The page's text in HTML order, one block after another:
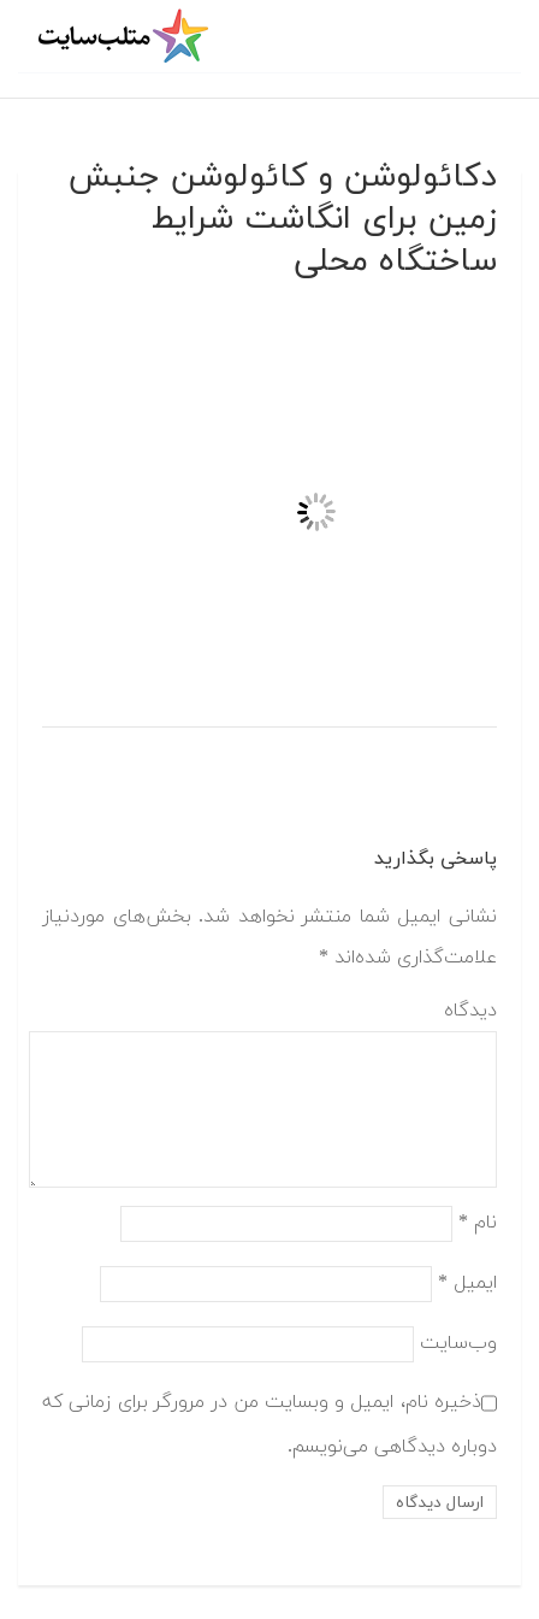
دکائولوشن و کائولوشن جنبش
زمین برای انگاشت شرایط
ساختگاه محلی
پاسخی بگذارید
نشانی ایمیل شما منتشر نخواهد شد. بخش‌های موردنیاز
علامت‌گذاری شده‌اند *
دیدگاه
نام *
ایمیل *
وب‌سایت
ذخیره نام، ایمیل و وبسایت من در مرورگر برای زمانی که
دوباره دیدگاهی می‌نویسم.